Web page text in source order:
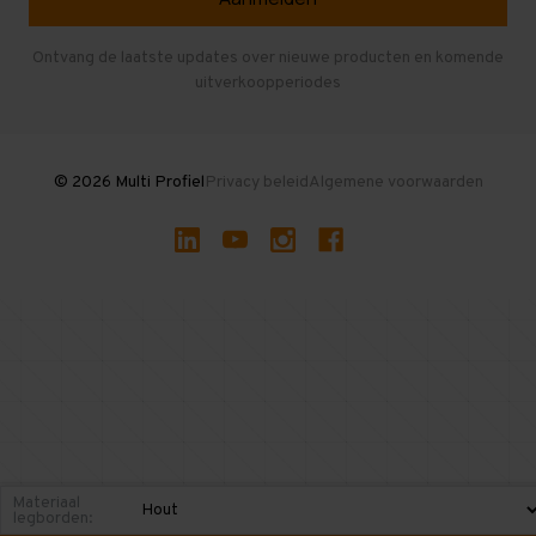
Gebruikte entresolvloeren
Ontvang de laatste updates over nieuwe producten en komende
uitverkoopperiodes
© 2026 Multi ProfielPrivacy beleidAlgemene voorwaarden
Materiaal
legborden: